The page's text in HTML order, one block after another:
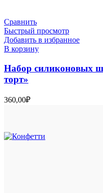
Сравнить
Быстрый просмотр
Добавить в избранное
В корзину
Набор силиконовых
торт»
360,00₽